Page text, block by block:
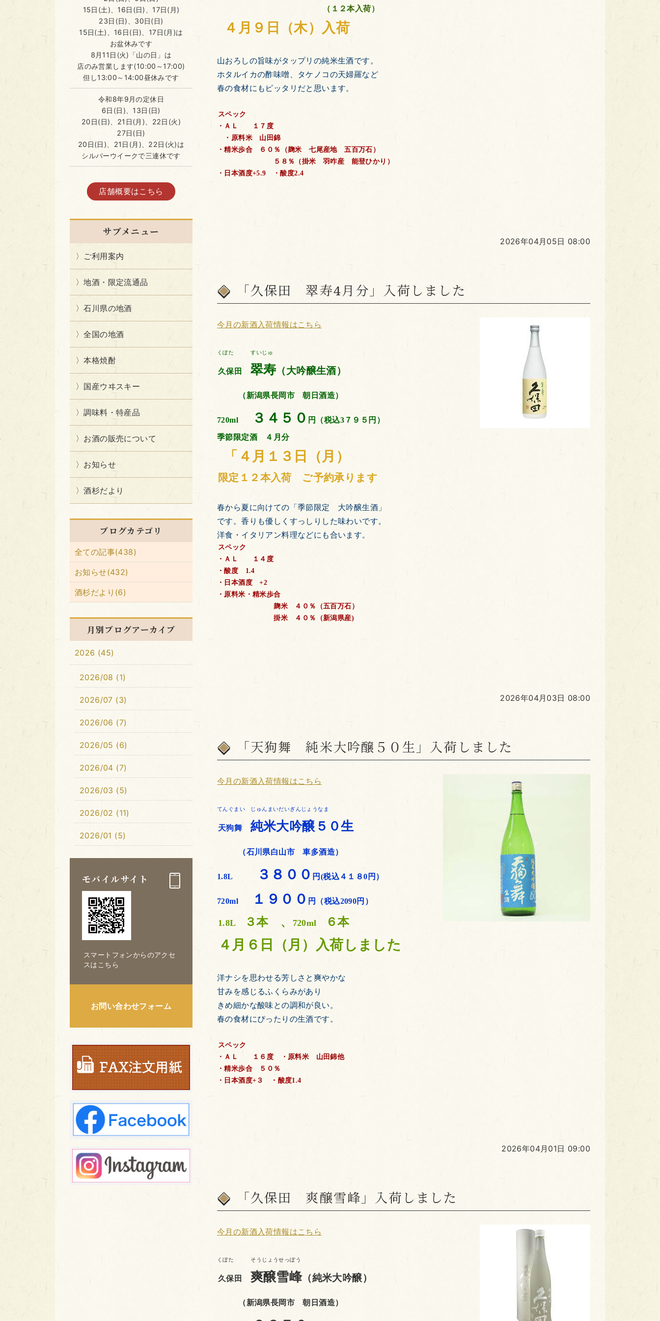
（１２本入荷）
４月９日（木）入荷
山おろしの旨味がタップリの純米生酒です。
ホタルイカの酢味噌、タケノコの天婦羅など
春の食材にもピッタリだと思います。
スペック
・ＡＬ １７度
・原料米 山田錦
・精米歩合 ６０％（麹米 七尾産地 五百万石）
５８％（掛米 羽咋産 能登ひかり）
・日本酒度+5.9 ・酸度2.4
2026年04月05日 08:00
「久保田 翠寿4月分」入荷しました
今月の新酒入荷情報はこちら
くぼた すいじゅ
久保田 翠寿 （大吟醸生酒）
（新潟県長岡市 朝日酒造）
720ml ３４５０ 円（税込3７９５円）
季節限定酒 ４月分
「４月１３日（月）
限定１２本入荷 ご予約承ります
春から夏に向けての「季節限定 大吟醸生酒」
です。香りも優しくすっしりした味わいです。
洋食・イタリアン料理などにも合います。
スペック
・ＡＬ １４度
・酸度 1.4
・日本酒度 +2
・原料米・精米歩合
麹米 ４０％（五百万石）
掛米 ４０％（新潟県産)
2026年04月03日 08:00
「天狗舞 純米大吟醸５０生」入荷しました
今月の新酒入荷情報はこちら
てんぐまい じゅんまいだいぎんじょうなま
天狗舞 純米大吟醸５０生
（石川県白山市 車多酒造）
1.8L ３８００ 円(税込４１８0円）
720ml １９００ 円（税込2090円）
1.8L ３本 、 720ml ６本
４月６日（月）入荷しました
洋ナシを思わせる芳しさと爽やかな
甘みを感じるふくらみがあり
きめ細かな酸味との調和が良い。
春の食材にぴったりの生酒です。
スペック
・ＡＬ １６度 ・原料米 山田錦他
・精米歩合 ５０％
・日本酒度+３ ・酸度1.4
2026年04月01日 09:00
「久保田 爽醸雪峰」入荷しました
今月の新酒入荷情報はこちら
くぼた そうじょうせっぽう
久保田 爽醸雪峰（純米大吟醸）
（新潟県長岡市 朝日酒造）
15日(土)、16日(日)、17日(月)
23日(日)、30日(日)
15日(土)、16日(日)、17日(月)は
お盆休みです
8月11日(火)「山の日」は
店のみ営業します(10:00～17:00)
但し13:00～14:00昼休みです
令和8年9月の定休日
6日(日)、13日(日)
20日(日)、21日(月)、22日(火)
27日(日)
20日(日)、21日(月)、22日(火)は
シルバーウイークで三連休です
店舗概要はこちら
サブメニュー
ご利用案内
地酒・限定流通品
石川県の地酒
全国の地酒
本格焼酎
国産ウヰスキー
調味料・特産品
お酒の販売について
お知らせ
酒杉だより
ブログカテゴリ
全ての記事(438)
お知らせ(432)
酒杉だより(6)
月別ブログアーカイブ
2026 (45)
2026/08 (1)
2026/07 (3)
2026/06 (7)
2026/05 (6)
2026/04 (7)
2026/03 (5)
2026/02 (11)
2026/01 (5)
モバイルサイト
スマートフォンからのアクセ
スはこちら
お問い合わせフォーム